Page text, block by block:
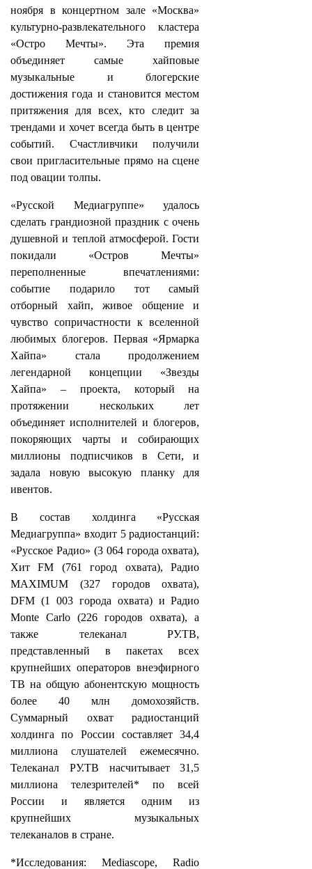
ноября в концертном зале «Москва»
культурно-развлекательного кластера
«Остро Мечты». Эта премия
объединяет самые хайповые
музыкальные и блогерские
достижения года и становится местом
притяжения для всех, кто следит за
трендами и хочет всегда быть в центре
событий. Счастливчики получили
свои пригласительные прямо на сцене
под овации толпы.
«Русской Медиагруппе» удалось
сделать грандиозной праздник с очень
душевной и теплой атмосферой. Гости
покидали «Остров Мечты»
переполненные впечатлениями:
событие подарило тот самый
отборный хайп, живое общение и
чувство сопричастности к вселенной
любимых блогеров. Первая «Ярмарка
Хайпа» стала продолжением
легендарной концепции «Звезды
Хайпа» – проекта, который на
протяжении нескольких лет
объединяет исполнителей и блогеров,
покоряющих чарты и собирающих
миллионы подписчиков в Сети, и
задала новую высокую планку для
ивентов.
В состав холдинга «Русская
Медиагруппа» входит 5 радиостанций:
«Русское Радио» (3 064 города охвата),
Хит FM (761 город охвата), Радио
MAXIMUM (327 городов охвата),
DFM (1 003 города охвата) и Радио
Monte Carlo (226 городов охвата), а
также телеканал РУ.ТВ,
представленный в пакетах всех
крупнейших операторов внеэфирного
ТВ на общую абонентскую мощность
более 40 млн домохозяйств.
Суммарный охват радиостанций
холдинга по России составляет 34,4
миллиона слушателей ежемесячно.
Телеканал РУ.ТВ насчитывает 31,5
миллиона телезрителей* по всей
России и является одним из
крупнейших музыкальных
телеканалов в стране.
*Исследования: Mediascope, Radio